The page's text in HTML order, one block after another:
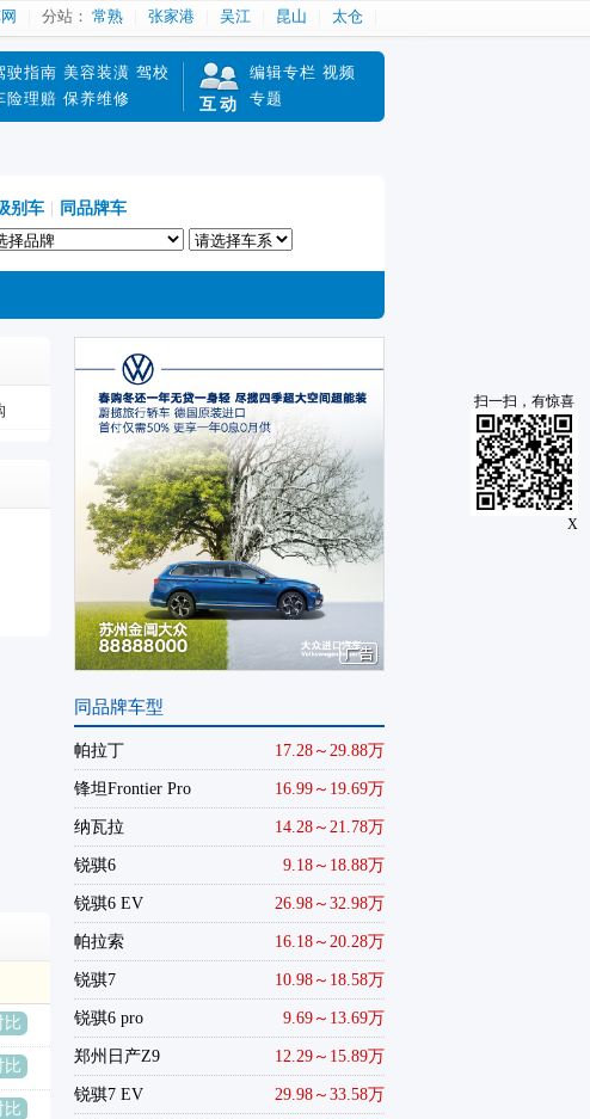
分站： 常熟 张家港 吴江 昆山 太仓
驶指南 美容装潢 驾校
险理赔 保养维修 互动
编辑专栏 视频
专题
别车
同品牌车
比
比
比
同品牌车型
帕拉丁 17.28～29.88万
锋坦Frontier Pro 16.99～19.69万
纳瓦拉 14.28～21.78万
锐骐6 9.18～18.88万
锐骐6 EV 26.98～32.98万
帕拉索 16.18～20.28万
锐骐7 10.98～18.58万
锐骐6 pro 9.69～13.69万
郑州日产Z9 12.29～15.89万
锐骐7 EV 29.98～33.58万
扫一扫，有惊喜
X